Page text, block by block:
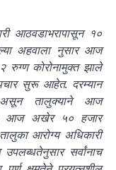
आठवडाभरापासून १०
अहवाला नुसार आज
कोरोनामुक्त झाले
सुरू आहेत. दरम्यान
असून तालुक्याने आज
आज अखेर ५० हजार
आरोग्य अधिकारी
सर्वांनाच